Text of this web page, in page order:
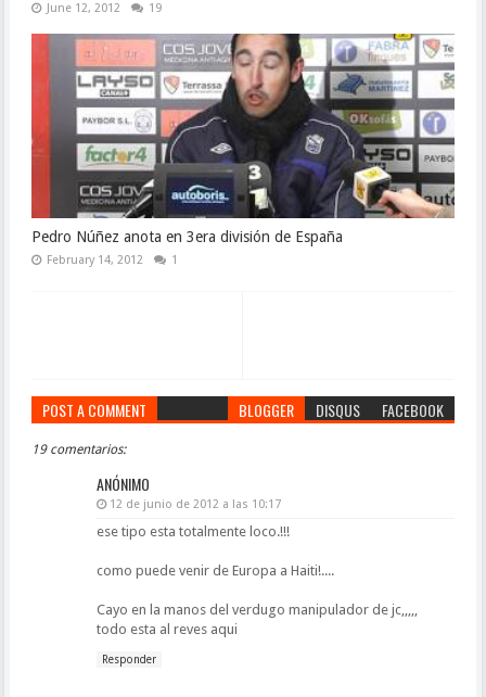
June 12, 2012 19
Pedro Núñez anota en 3era división de España
February 14, 2012 1
POST A COMMENT BLOGGER DISQUS FACEBOOK
19 comentarios:
ANÓNIMO
12 de junio de 2012 a las 10:17
ese tipo esta totalmente loco.!!!
como puede venir de Europa a Haiti!....
Cayo en la manos del verdugo manipulador de jc,,,,,
todo esta al reves aqui
Responder